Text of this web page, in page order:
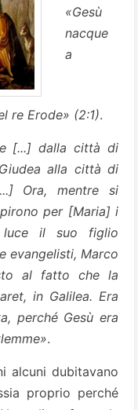
«Gesù
nacque
a
re Erode» (2:1).
[...] dalla città di
alla città di
Ora, mentre si
per [Maria] i
il suo figlio
evangelisti, Marco
al fatto che la
in Galilea. Era
perché Gesù era
.
alcuni dubitavano
proprio perché